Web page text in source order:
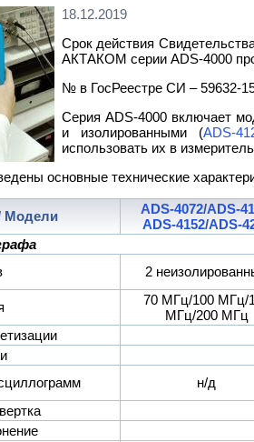
18.12.2019
Срок действия
АКТАКОМ серии ADS-4000
№ в ГосРеестре СИ – 59632-
Серия ADS-4000 включает
и изолированными (ADS-
использовать их в
основные технические
Модели ADS-4072/ADS-
ADS-4152/ADS-
2
70 МГц/100 МГц/
МГц/200 МГц
н/д